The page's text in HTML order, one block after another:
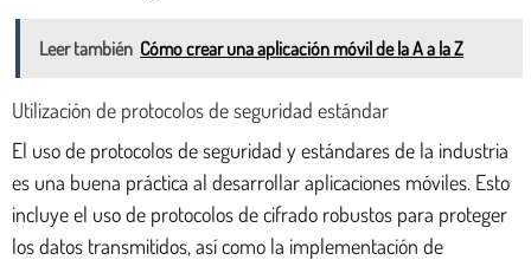
Leer también Cómo crear una aplicación móvil de la A a la Z
Utilización de protocolos de seguridad estándar
El uso de protocolos de seguridad y estándares de la industria
es una buena práctica al desarrollar aplicaciones móviles. Esto
incluye el uso de protocolos de cifrado robustos para proteger
los datos transmitidos, así como la implementación de